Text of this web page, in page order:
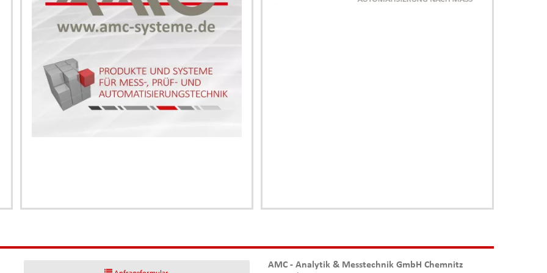
AMC - Analytik & Messtechnik GmbH Chemnitz